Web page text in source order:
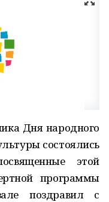
Дня народного
состоялись
этой
программы
поздравил с